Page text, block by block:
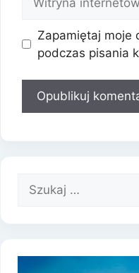
internetowa
Zapamiętaj moje
podczas pisania
Szukaj: